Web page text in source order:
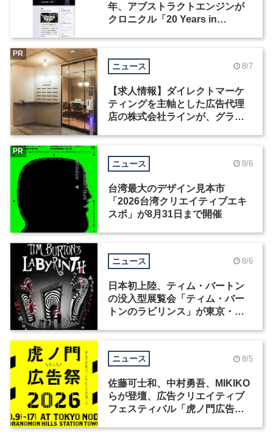
年、アブストラクトエンジンが
クロニクル「20 Years in
ニュース 8/7
【求人情報】ダイレクトマーケ
ティングを主軸とした広告代理
店の株式会社ラインが、グラフ
PR
ニュース 8/6
台湾最大のデザイン見本市
「2026台湾クリエイティブエキ
スポ」が8月31日まで開催
PR
ニュース 8/6
日本初上陸、ティム・バートン
の没入型展覧会「ティム・バー
トンのラビリンス」が東京・豊
ニュース 8/5
佐藤可士和、中村勇吾、MIKIKO
らが登壇、広告クリエイティブ
フェスティバル「虎ノ門広告